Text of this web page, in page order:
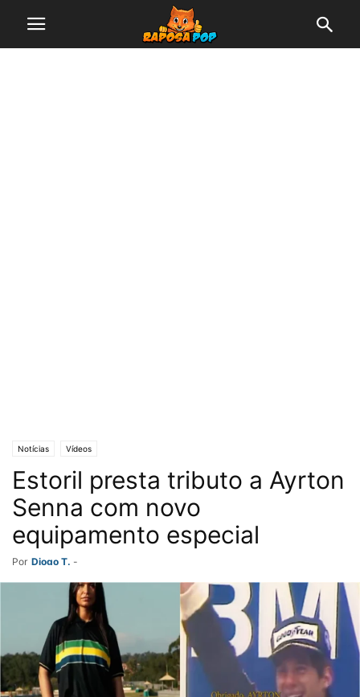
Notícias Vídeos
Estoril presta tributo a Ayrton
Senna com novo
equipamento especial
Por Diogo T. -